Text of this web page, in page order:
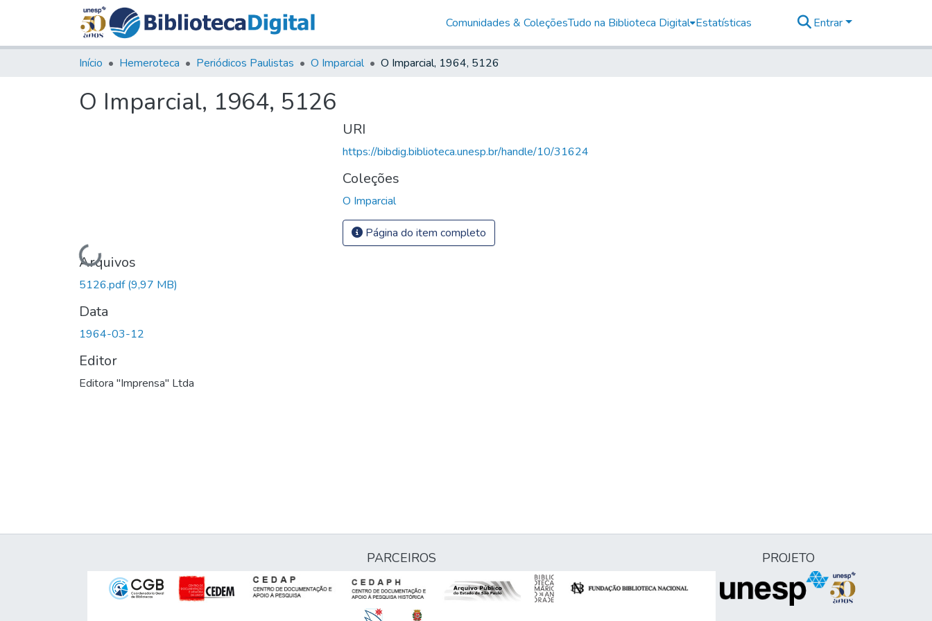
Comunidades & ColeçõesTudo na Biblioteca Digital Estatísticas Entrar
Início Hemeroteca Periódicos Paulistas O Imparcial O Imparcial, 1964, 5126
O Imparcial, 1964, 5126
Carregando...
Arquivos
5126.pdf(9,97 MB)
Data
1964-03-12
Editor
Editora "Imprensa" Ltda
URI
https://bibdig.biblioteca.unesp.br/handle/10/31624
Coleções
O Imparcial
Página do item completo
PARCEIROS PROJETO